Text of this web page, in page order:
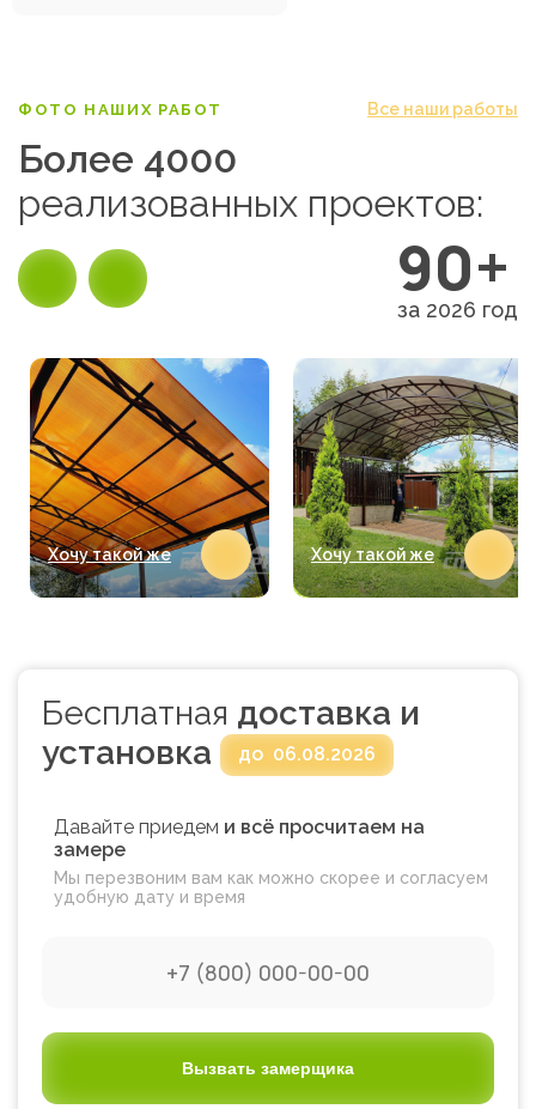
ФОТО НАШИХ РАБОТ Все наши работы
Более 4000
реализованных проектов:
90+
за 2026 год
Хочу такой же Хочу такой же
Бесплатная доставка и
установка
до 06.08.2026
Давайте приедем и всё просчитаем на
замере
Мы перезвоним вам как можно скорее и согласуем
удобную дату и время
Вызвать замерщика